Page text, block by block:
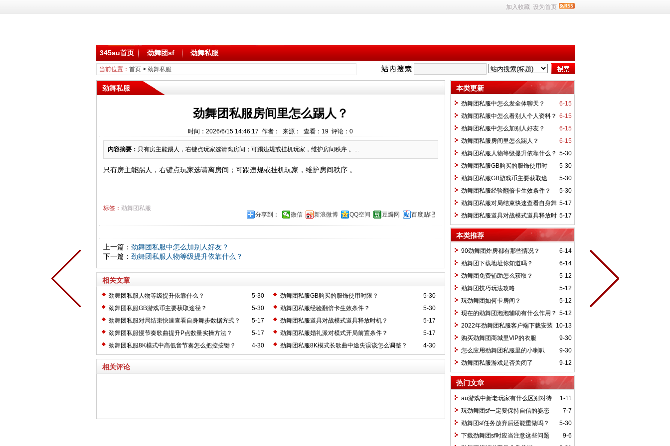
加入收藏 设为首页
345au首页 劲舞团sf 劲舞私服
当前位置： 首页> 劲舞私服
劲舞私服
劲舞团私服房间里怎么踢人？
时间：2026/6/15 14:46:17 作者： 来源： 查看： 19 评论： 0
内容摘要： 只有房主能踢人，右键点玩家选请离房间；可踢违规或挂机玩家，维护房间秩序 。...
只有房主能踢人，右键点玩家选请离房间；可踢违规或挂机玩家，维护房间秩序 。
标签： 劲舞团私服
分享到：
微信 新浪微博 QQ空间 豆瓣网 百度贴吧
上一篇： 劲舞团私服中怎么加别人好友？
下一篇： 劲舞团私服人物等级提升依靠什么？
相关文章
5-30
劲舞团私服人物等级提升依靠什么？ 5-30
劲舞团私服GB购买的服饰使用时限？
5-30
劲舞团私服GB游戏币主要获取途径？ 5-30
劲舞团私服经验翻倍卡生效条件？
5-17
劲舞团私服对局结束快速查看自身舞步数据方式？ 5-17
劲舞团私服道具对战模式道具释放时机？
5-17
劲舞团私服慢节奏歌曲提升P点数量实操方法？ 5-17
劲舞团私服婚礼派对模式开局前置条件？
4-30
劲舞团私服8K模式中高低音节奏怎么把控按键？ 4-30
劲舞团私服8K模式长歌曲中途失误该怎么调整？
相关评论
本类更新
6-15
劲舞团私服中怎么发全体聊天？
6-15
劲舞团私服中怎么看别人个人资料？
6-15
劲舞团私服中怎么加别人好友？
6-15
劲舞团私服房间里怎么踢人？
5-30
劲舞团私服人物等级提升依靠什么？
5-30
劲舞团私服GB购买的服饰使用时
限？
5-30
劲舞团私服GB游戏币主要获取途
径？
5-30
劲舞团私服经验翻倍卡生效条件？
5-17
劲舞团私服对局结束快速查看自身舞
步数据方式？
5-17
劲舞团私服道具对战模式道具释放时
机？
本类推荐
6-14
90劲舞团炸房都有那些情况？
6-14
劲舞团下载地址你知道吗？
5-12
劲舞团免费辅助怎么获取？
5-12
劲舞团技巧玩法攻略
5-12
玩劲舞团如何卡房间？
5-12
现在的劲舞团泡泡辅助有什么作用？
10-13
2022年劲舞团私服客户端下载安装
9-30
购买劲舞团商城里VIP的衣服
9-30
怎么应用劲舞团私服里的小喇叭
9-12
劲舞团私服游戏是否关闭了
热门文章
1-11
au游戏中新老玩家有什么区别对待
7-7
玩劲舞团sf一定要保持自信的姿态
5-30
劲舞团sf任务放弃后还能重做吗？
9-6
下载劲舞团sf时应当注意这些问题